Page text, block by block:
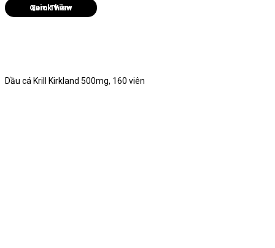
Quick View
Dầu cá Krill Kirkland 500mg, 160 viên